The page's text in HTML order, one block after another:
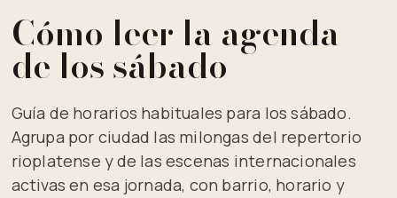
Cómo leer la agenda
de los sábado
Guía de horarios habituales para los sábado.
Agrupa por ciudad las milongas del repertorio
rioplatense y de las escenas internacionales
activas en esa jornada, con barrio, horario y